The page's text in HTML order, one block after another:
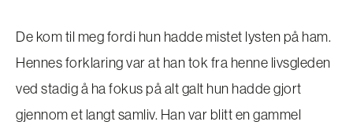
De kom til meg fordi hun hadde mistet lysten på ham.
Hennes forklaring var at han tok fra henne livsgleden
ved stadig å ha fokus på alt galt hun hadde gjort
gjennom et langt samliv. Han var blitt en gammel